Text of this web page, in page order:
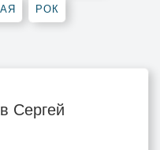
РОК
Сергей